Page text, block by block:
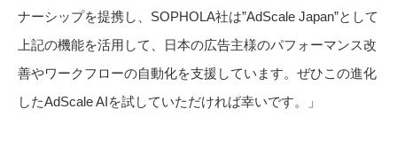
ナーシップを提携し、SOPHOLA社は”AdScale Japan”として
上記の機能を活用して、日本の広告主様のパフォーマンス改
善やワークフローの自動化を支援しています。ぜひこの進化
したAdScale AIを試していただければ幸いです。」